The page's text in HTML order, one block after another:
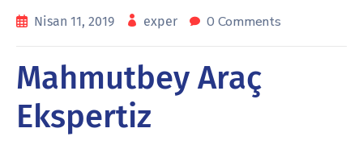
Nisan 11, 2019 exper 0 Comments
Mahmutbey Araç
Ekspertiz